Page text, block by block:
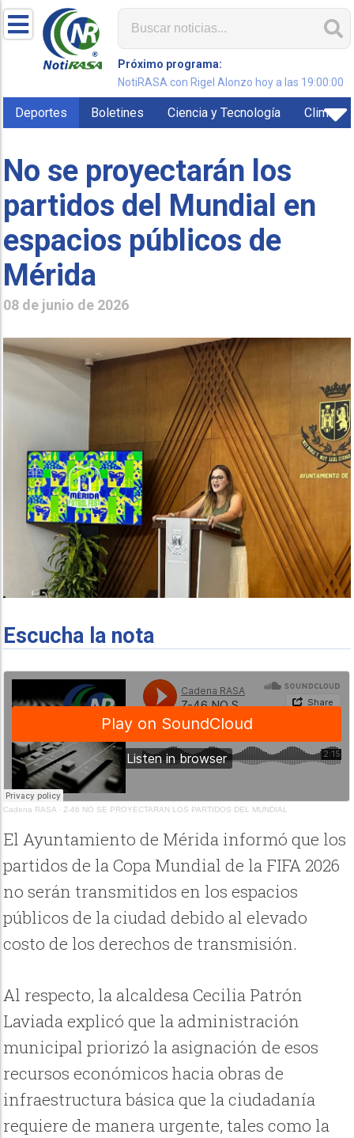
Próximo programa:
NotiRASA con Rigel Alonzo hoy a las 19:00:00
Deportes Boletines Ciencia y Tecnología Clima
No se proyectarán los
partidos del Mundial en
espacios públicos de
Mérida
08 de junio de 2026
Escucha la nota
Cadena RASA ·Z-46 NO SE PROYECTARAN LOS PARTIDOS DEL MUNDIAL
El Ayuntamiento de Mérida informó que los
partidos de la Copa Mundial de la FIFA 2026
no serán transmitidos en los espacios
públicos de la ciudad debido al elevado
costo de los derechos de transmisión.
Al respecto, la alcaldesa Cecilia Patrón
Laviada explicó que la administración
municipal priorizó la asignación de esos
recursos económicos hacia obras de
infraestructura básica que la ciudadanía
requiere de manera urgente, tales como la